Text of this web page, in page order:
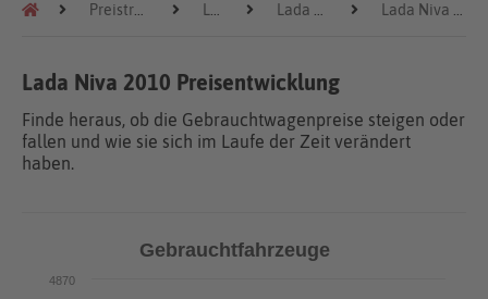
Preistrends Lada Niva Lada Niva 2010
Lada Niva 2010 Preisentwicklung
Finde heraus, ob die Gebrauchtwagenpreise steigen oder
fallen und wie sie sich im Laufe der Zeit verändert
haben.
Gebrauchtfahrzeuge
4870